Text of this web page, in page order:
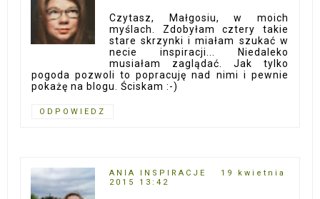
Czytasz, Małgosiu, w moich
myślach. Zdobyłam cztery takie
stare skrzynki i miałam szukać w
necie inspiracji... Niedaleko
musiałam zaglądać. Jak tylko
pogoda pozwoli to popracuję nad nimi i pewnie
pokażę na blogu. Ściskam :-)
ODPOWIEDZ
ANIA INSPIRACJE
19 kwietnia
2015 13:42